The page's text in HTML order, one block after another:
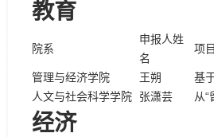
教育
院系
申报人姓
名
项
管理与经济学院 王朔
基
人文与社会科学学院
张潇芸 从
经济